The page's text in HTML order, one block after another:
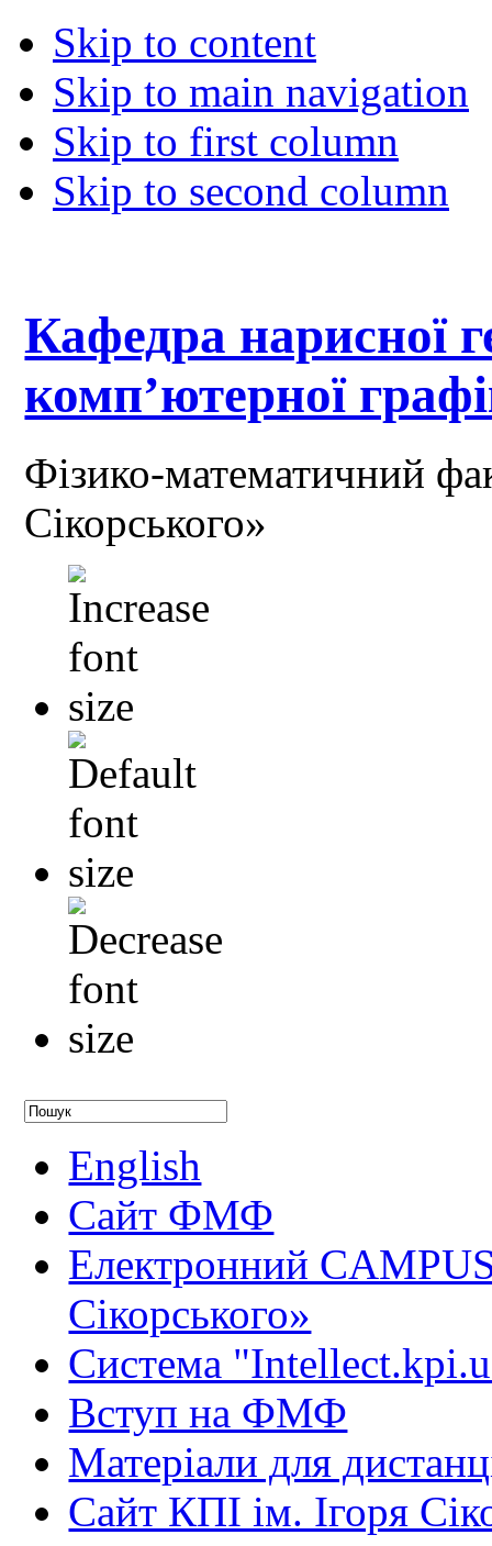
Skip to content
Skip to main navigation
Skip to first column
Skip to second column
Кафедра нарисної
комп’ютерної
Фізико-математичний
Сікорського»
English
Сайт ФМФ
Електронний
Сікорського»
Система
Вступ на ФМФ
Матеріали для
Сайт КПІ ім. Ігоря